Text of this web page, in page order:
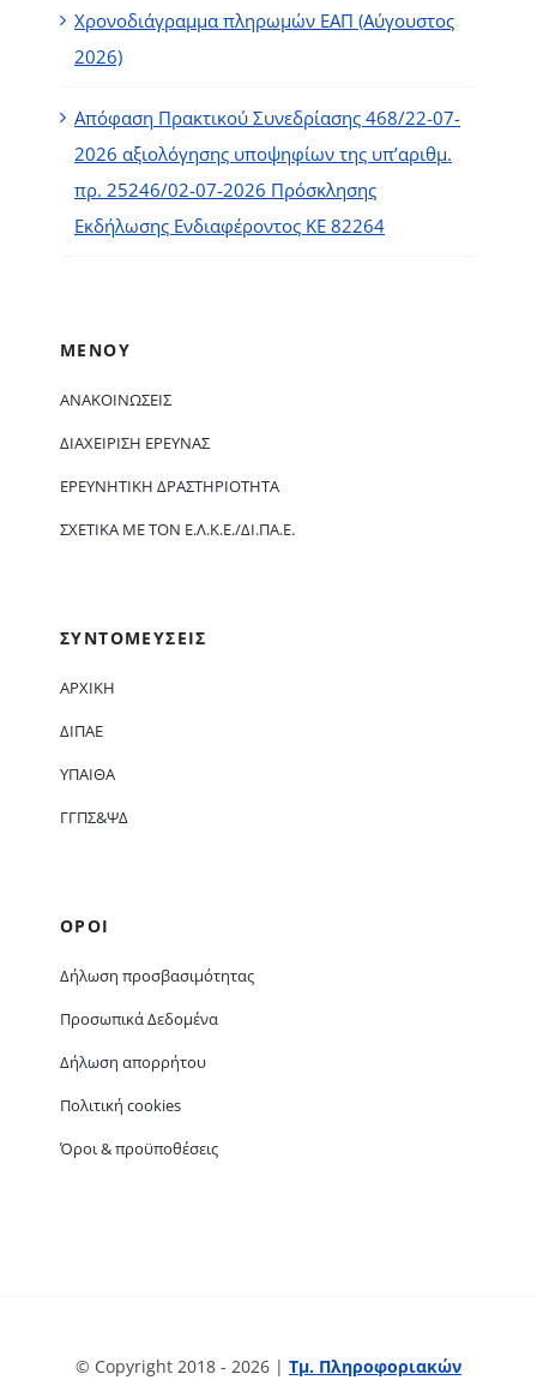
Χρονοδιάγραμμα πληρωμών ΕΑΠ (Αύγουστος
2026)
Απόφαση Πρακτικού Συνεδρίασης 468/22-07-
2026 αξιολόγησης υποψηφίων της υπ’αριθμ.
πρ. 25246/02-07-2026 Πρόσκλησης
Εκδήλωσης Ενδιαφέροντος ΚΕ 82264
ΜΕΝΟΥ
ΑΝΑΚΟΙΝΏΣΕΙΣ
ΔΙΑΧΕΊΡΙΣΗ ΈΡΕΥΝΑΣ
ΕΡΕΥΝΗΤΙΚΉ ΔΡΑΣΤΗΡΙΌΤΗΤΑ
ΣΧΕΤΙΚΆ ΜΕ ΤΟΝ Ε.Λ.Κ.Ε./ΔΙ.ΠΑ.Ε.
ΣΥΝΤΟΜΕΥΣΕΙΣ
ΑΡΧΙΚΗ
ΔΙΠΑΕ
ΥΠΑΙΘΑ
ΓΓΠΣ&ΨΔ
ΟΡΟΙ
Δήλωση προσβασιμότητας
Προσωπικά Δεδομένα
Δήλωση απορρήτου
Πολιτική cookies
Όροι & προϋποθέσεις
© Copyright 2018 - 2026 | Τμ. Πληροφοριακών